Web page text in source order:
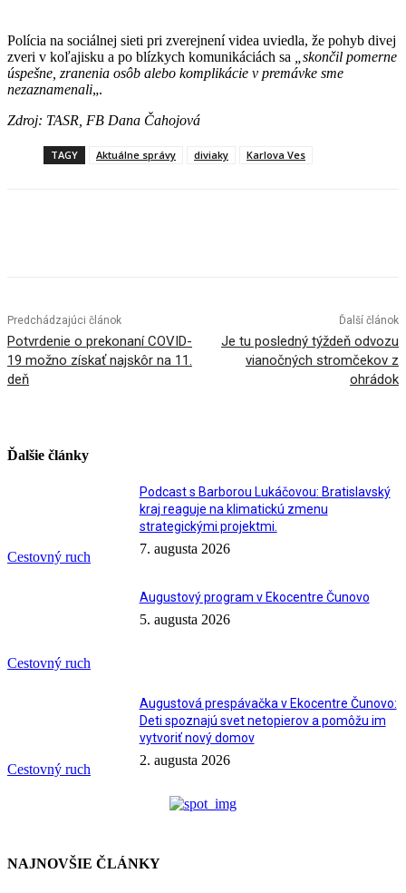
Polícia na sociálnej sieti pri zverejnení videa uviedla, že pohyb divej
zveri v koľajisku a po blízkych komunikáciách sa „skončil pomerne
úspešne, zranenia osôb alebo komplikácie v premávke sme
nezaznamenali„.
Zdroj: TASR, FB Dana Čahojová
TAGY Aktuálne správy diviaky Karlova Ves
Predchádzajúci článok
Potvrdenie o prekonaní COVID-
19 možno získať najskôr na 11.
deň
Ďalší článok
Je tu posledný týždeň odvozu
vianočných stromčekov z
ohrádok
Ďalšie články
Cestovný ruch
Podcast s Barborou Lukáčovou: Bratislavský
kraj reaguje na klimatickú zmenu
strategickými projektmi.
7. augusta 2026
Cestovný ruch
Augustový program v Ekocentre Čunovo
5. augusta 2026
Cestovný ruch
Augustová prespávačka v Ekocentre Čunovo:
Deti spoznajú svet netopierov a pomôžu im
vytvoriť nový domov
2. augusta 2026
NAJNOVŠIE ČLÁNKY